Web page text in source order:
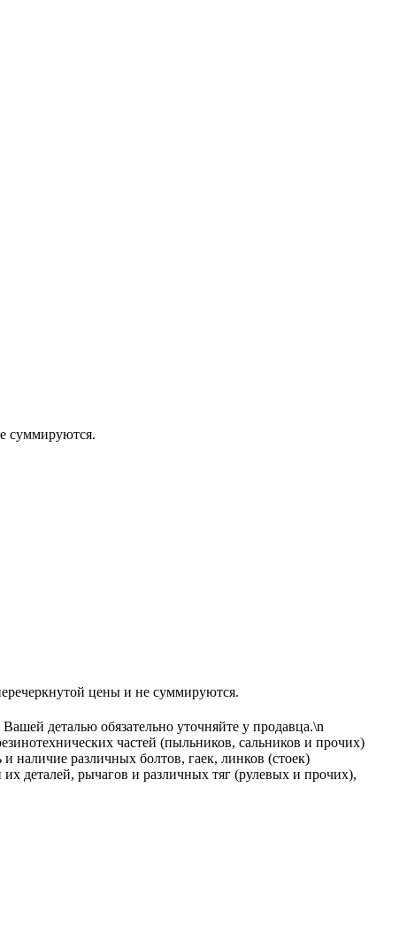
цены и не суммируются.
деталью обязательно уточняйте у продавца.\n
частей (пыльников, сальников и прочих)
наличие различных болтов, гаек, линков (стоек)
деталей, рычагов и различных тяг (рулевых и прочих),